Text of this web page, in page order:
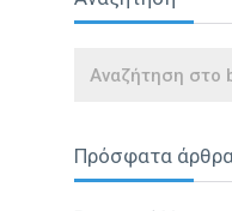
Πρόσφατα